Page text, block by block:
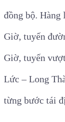
đồng bộ. Hàng
Giờ, tuyến
Giờ, tuyến
Lức – Long
từng bước tái